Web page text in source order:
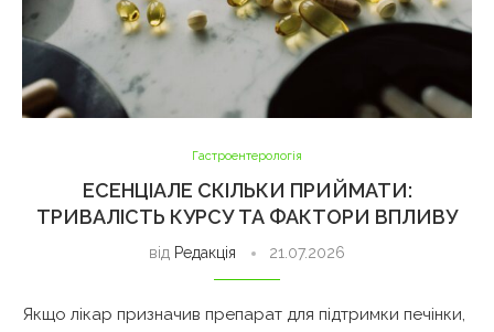
Гастроентерологія
ЕСЕНЦІАЛЕ СКІЛЬКИ ПРИЙМАТИ:
ТРИВАЛІСТЬ КУРСУ ТА ФАКТОРИ ВПЛИВУ
від Редакція 21.07.2026
Якщо лікар призначив препарат для підтримки печінки,